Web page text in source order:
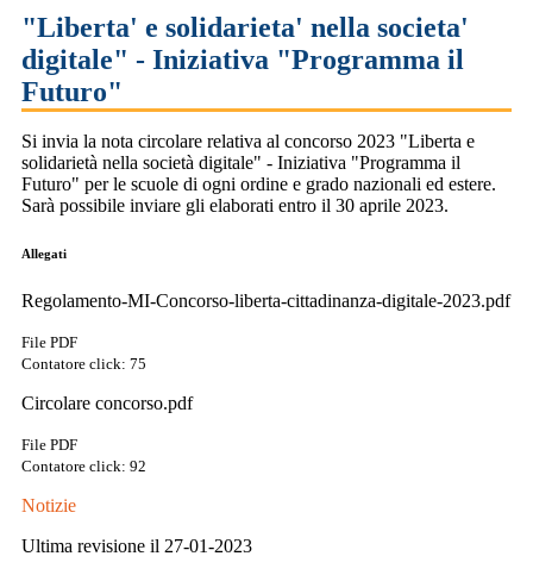
"Liberta' e solidarieta' nella societa'
digitale" - Iniziativa "Programma il
Futuro"
Si invia la nota circolare relativa al concorso 2023 "Liberta e
solidarietà nella società digitale" - Iniziativa "Programma il
Futuro" per le scuole di ogni ordine e grado nazionali ed estere.
Sarà possibile inviare gli elaborati entro il 30 aprile 2023.
Allegati
Regolamento-MI-Concorso-liberta-cittadinanza-digitale-2023.pdf
File PDF
Contatore click: 75
Circolare concorso.pdf
File PDF
Contatore click: 92
Notizie
Ultima revisione il 27-01-2023